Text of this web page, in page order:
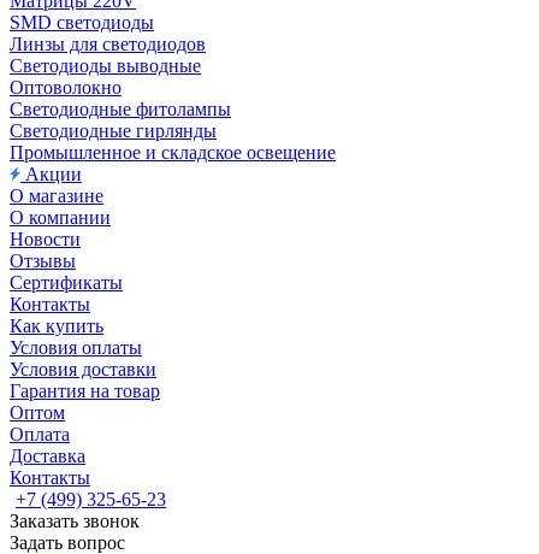
SMD светодиоды
Линзы для светодиодов
Светодиоды выводные
Оптоволокно
Светодиодные фитолампы
Светодиодные гирлянды
Промышленное и складское освещение
Акции
О магазине
О компании
Новости
Отзывы
Сертификаты
Контакты
Как купить
Условия оплаты
Условия доставки
Гарантия на товар
Оптом
Оплата
Доставка
Контакты
+7 (499) 325-65-23
Заказать звонок
Задать вопрос